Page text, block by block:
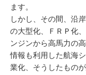
ます。
しかし、その間、沿
の大型化、ＦＲＰ化
ンジンから高馬力の
情報も利用した航海
業化、そうしたものが